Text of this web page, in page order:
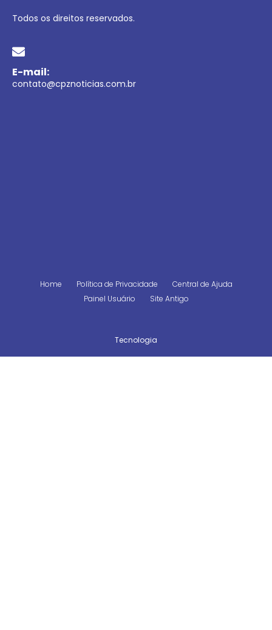
Todos os direitos reservados.
E-mail:
contato@cpznoticias.com.br
Home Política de Privacidade
Central de Ajuda
Painel Usuário
Site Antigo
Tecnologia